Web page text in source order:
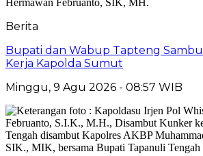
Berita
Bupati dan Wabup Tapteng
Kerja Kapolda Sumut
Minggu, 9 Agu 2026 - 08:57 WIB